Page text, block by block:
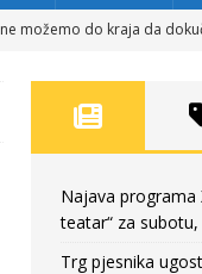
možemo do kraja da
crkava
FOKUS
Najava programa
teatar“ za
Trg pjesnika